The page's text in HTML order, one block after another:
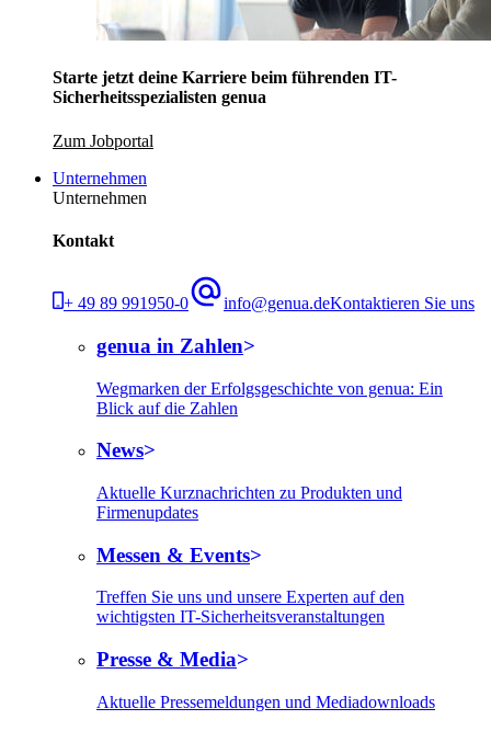
Starte jetzt deine Karriere beim führenden IT-
Sicherheitsspezialisten genua
Zum Jobportal
Unternehmen
Unternehmen
Kontakt
+ 49 89 991950-0 info@genua.deKontaktieren Sie uns
genua in Zahlen
Wegmarken der Erfolgsgeschichte von genua: Ein
Blick auf die Zahlen
News
Aktuelle Kurznachrichten zu Produkten und
Firmenupdates
Messen & Events
Treffen Sie uns und unsere Experten auf den
wichtigsten IT-Sicherheitsveranstaltungen
Presse & Media
Aktuelle Pressemeldungen und Mediadownloads